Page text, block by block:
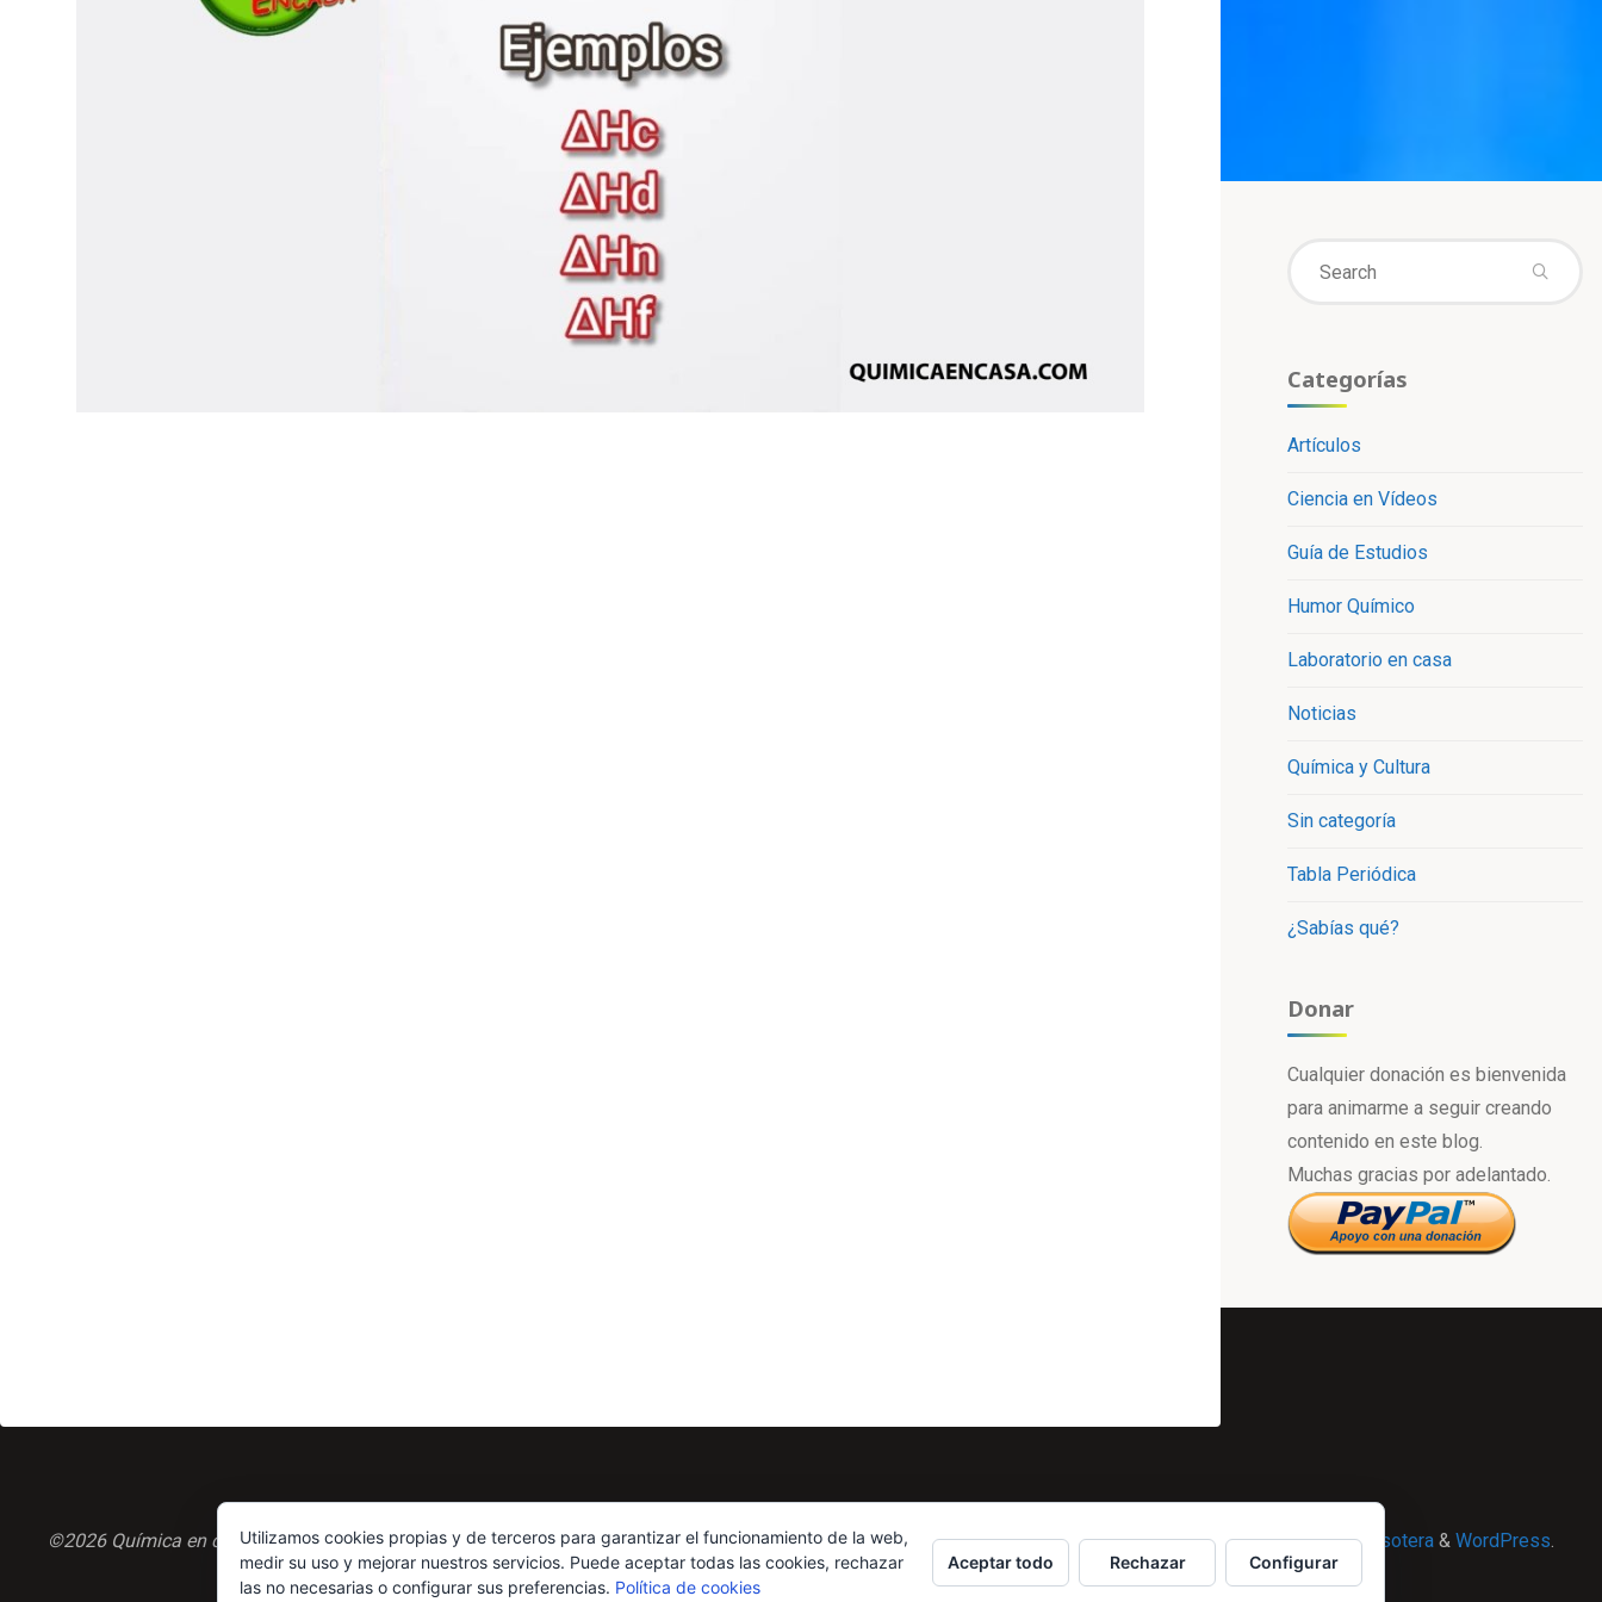
Categorías
Artículos
Ciencia en Vídeos
Guía de Estudios
Humor Químico
Laboratorio en casa
Noticias
Química y Cultura
Sin categoría
Tabla Periódica
¿Sabías qué?
Donar
Cualquier donación es bienvenida
para animarme a seguir creando
contenido en este blog.
Muchas gracias por adelantado.
Powered by Esotera & WordPress.
©2026 Química en casa.comUtilizamos cookies propias y de terceros para garantizar el funcionamiento de la web,
medir su uso y mejorar nuestros servicios. Puede aceptar todas las cookies, rechazar
las no necesarias o configurar sus preferencias. Política de cookies
Aceptar todo Rechazar Configurar